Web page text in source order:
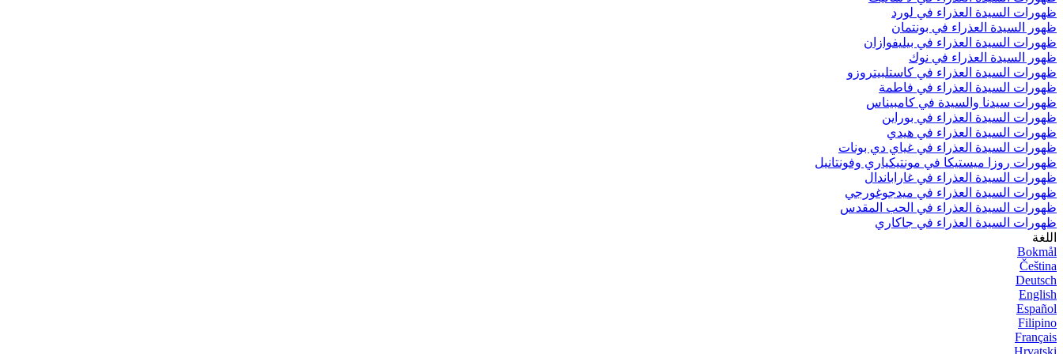
ظهورات السيدة العذراء في لورد
ظهور السيدة العذراء في بونتمان
ظهورات السيدة العذراء في بيليفوازان
ظهور السيدة العذراء في نوك
ظهورات السيدة العذراء في كاستلبيتروزو
ظهورات السيدة العذراء في فاطمة
ظهورات سيدنا والسيدة في كامبيناس
ظهورات السيدة العذراء في بوراين
ظهورات السيدة العذراء في هيدي
ظهورات السيدة العذراء في غياي دي بونات
ظهورات روزا ميستيكا في مونتيكياري وفونتانيل
ظهورات السيدة العذراء في غاراباندال
ظهورات السيدة العذراء في ميدجوغورجي
ظهورات السيدة العذراء في الحب المقدس
ظهورات السيدة العذراء في جاكاري
اللغة
Bokmål
Čeština
Deutsch
English
Español
Filipino
Français
Hrvatski